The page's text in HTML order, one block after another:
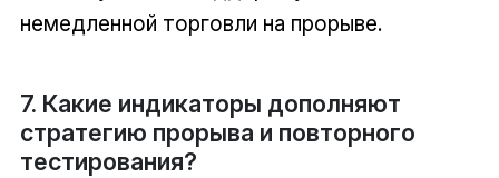
немедленной торговли на прорыве.
7. Какие индикаторы дополняют
стратегию прорыва и повторного
тестирования?